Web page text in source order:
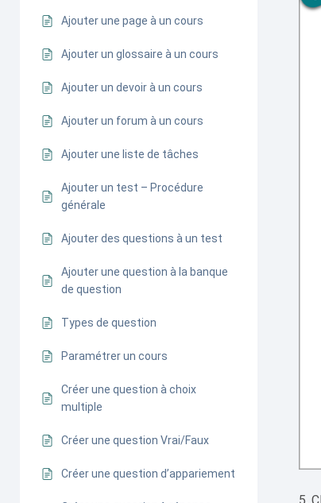
Ajouter une page à un cours
Ajouter un glossaire à un cours
Ajouter un devoir à un cours
Ajouter un forum à un cours
Ajouter une liste de tâches
Ajouter un test – Procédure
générale
Ajouter des questions à un test
Ajouter une question à la banque
de question
Types de question
Paramétrer un cours
Créer une question à choix
multiple
Créer une question Vrai/Faux
Créer une question d’appariement